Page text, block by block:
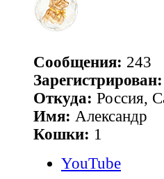
Сообщения: 243
Зарегистрирован:
Откуда: Россия,
Имя: Александр
Кошки: 1
YouTube